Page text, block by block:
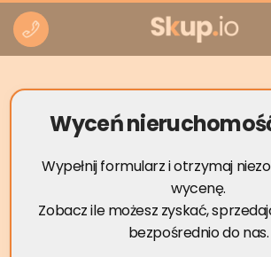
Wyceń
Wypełnij formularz i otrzymaj
wycenę.
Zobacz ile możesz zyskać,
bezpośrednio do nas.